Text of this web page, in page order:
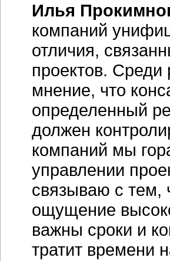
Илья
компаний
отличия,
проектов. Среди
мнение, что
определенный
должен
компаний мы
управлении
связываю с тем,
ощущение
важны сроки и
тратит времени